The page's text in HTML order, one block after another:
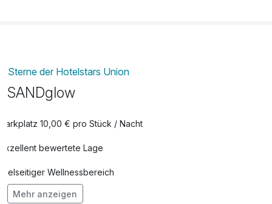
Sterne der Hotelstars Union
SANDglow
Parkplatz 10,00 € pro Stück / Nacht
Exzellent bewertete Lage
Vielseitiger Wellnessbereich
Hunde im Hotel nicht erlaubt
Mehr anzeigen